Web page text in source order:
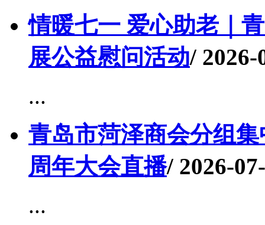
情暖七一 爱心助老｜
展公益慰问活动/ 2026-
...
青岛市菏泽商会分组
周年大会直播/ 2026-
...